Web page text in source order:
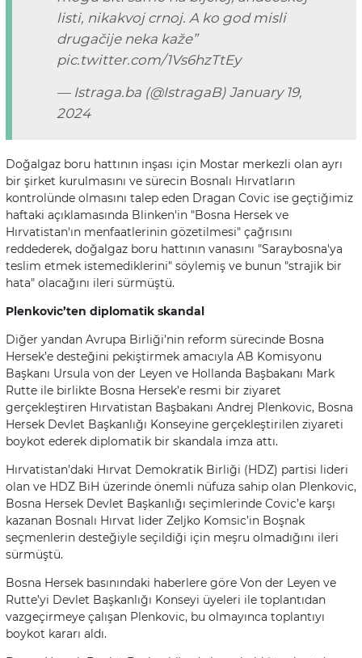
listi, nikakvoj crnoj. A ko god misli
drugačije neka kaže”
pic.twitter.com/1Vs6hzTtEy
— Istraga.ba (@IstragaB) January 19,
2024
Doğalgaz boru hattının inşası için Mostar merkezli olan ayrı
bir şirket kurulmasını ve sürecin Bosnalı Hırvatların
kontrolünde olmasını talep eden Dragan Covic ise geçtiğimiz
haftaki açıklamasında Blinken'in "Bosna Hersek ve
Hırvatistan'ın menfaatlerinin gözetilmesi" çağrısını
reddederek, doğalgaz boru hattının vanasını "Saraybosna'ya
teslim etmek istemediklerini" söylemiş ve bunun "strajik bir
hata" olacağını ileri sürmüştü.
Plenkovic’ten diplomatik skandal
Diğer yandan Avrupa Birliği’nin reform sürecinde Bosna
Hersek’e desteğini pekiştirmek amacıyla AB Komisyonu
Başkanı Ursula von der Leyen ve Hollanda Başbakanı Mark
Rutte ile birlikte Bosna Hersek’e resmi bir ziyaret
gerçekleştiren Hırvatistan Başbakanı Andrej Plenkovic, Bosna
Hersek Devlet Başkanlığı Konseyine gerçekleştirilen ziyareti
boykot ederek diplomatik bir skandala imza attı.
Hırvatistan’daki Hırvat Demokratik Birliği (HDZ) partisi lideri
olan ve HDZ BiH üzerinde önemli nüfuza sahip olan Plenkovic,
Bosna Hersek Devlet Başkanlığı seçimlerinde Covic’e karşı
kazanan Bosnalı Hırvat lider Zeljko Komsic’in Boşnak
seçmenlerin desteğiyle seçildiği için meşru olmadığını ileri
sürmüştü.
Bosna Hersek basınındaki haberlere göre Von der Leyen ve
Rutte’yi Devlet Başkanlığı Konseyi üyeleri ile toplantıdan
vazgeçirmeye çalışan Plenkovic, bu olmayınca toplantıyı
boykot kararı aldı.